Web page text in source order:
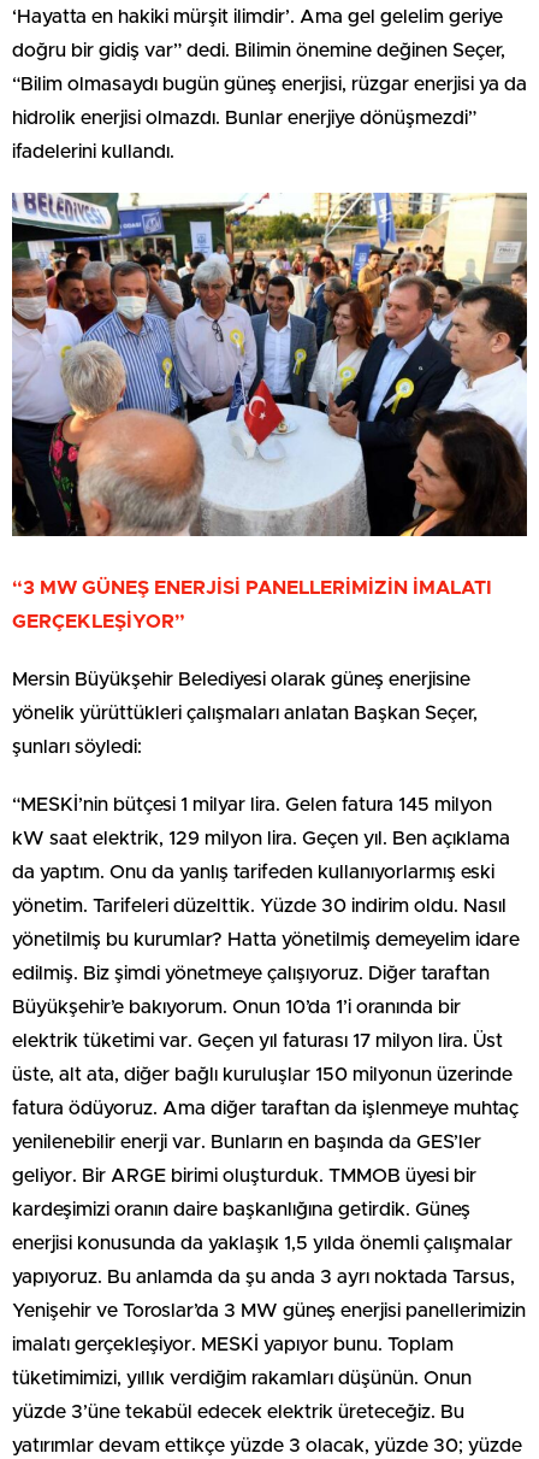
‘Hayatta en hakiki mürşit ilimdir’. Ama gel gelelim geriye
doğru bir gidiş var” dedi. Bilimin önemine değinen Seçer,
“Bilim olmasaydı bugün güneş enerjisi, rüzgar enerjisi ya da
hidrolik enerjisi olmazdı. Bunlar enerjiye dönüşmezdi”
ifadelerini kullandı.
“3 MW GÜNEŞ ENERJİSİ PANELLERİMİZİN İMALATI
GERÇEKLEŞİYOR”
Mersin Büyükşehir Belediyesi olarak güneş enerjisine
yönelik yürüttükleri çalışmaları anlatan Başkan Seçer,
şunları söyledi:
“MESKİ’nin bütçesi 1 milyar lira. Gelen fatura 145 milyon
kW saat elektrik, 129 milyon lira. Geçen yıl. Ben açıklama
da yaptım. Onu da yanlış tarifeden kullanıyorlarmış eski
yönetim. Tarifeleri düzelttik. Yüzde 30 indirim oldu. Nasıl
yönetilmiş bu kurumlar? Hatta yönetilmiş demeyelim idare
edilmiş. Biz şimdi yönetmeye çalışıyoruz. Diğer taraftan
Büyükşehir’e bakıyorum. Onun 10’da 1’i oranında bir
elektrik tüketimi var. Geçen yıl faturası 17 milyon lira. Üst
üste, alt ata, diğer bağlı kuruluşlar 150 milyonun üzerinde
fatura ödüyoruz. Ama diğer taraftan da işlenmeye muhtaç
yenilenebilir enerji var. Bunların en başında da GES’ler
geliyor. Bir ARGE birimi oluşturduk. TMMOB üyesi bir
kardeşimizi oranın daire başkanlığına getirdik. Güneş
enerjisi konusunda da yaklaşık 1,5 yılda önemli çalışmalar
yapıyoruz. Bu anlamda da şu anda 3 ayrı noktada Tarsus,
Yenişehir ve Toroslar’da 3 MW güneş enerjisi panellerimizin
imalatı gerçekleşiyor. MESKİ yapıyor bunu. Toplam
tüketimimizi, yıllık verdiğim rakamları düşünün. Onun
yüzde 3’üne tekabül edecek elektrik üreteceğiz. Bu
yatırımlar devam ettikçe yüzde 3 olacak, yüzde 30; yüzde